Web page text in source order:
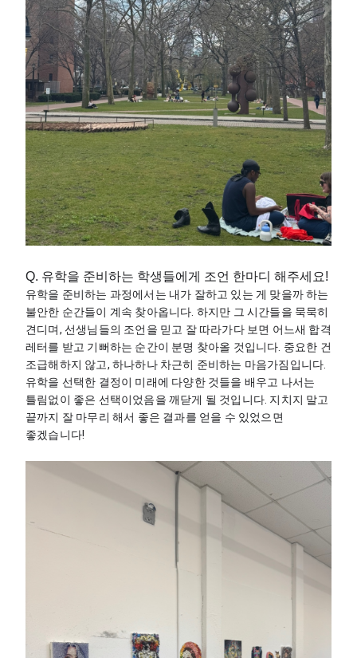
Q. 유학을 준비하는 학생들에게 조언 한마디 해주세요!
유학을 준비하는 과정에서는 내가 잘하고 있는 게 맞을까 하는
불안한 순간들이 계속 찾아옵니다. 하지만 그 시간들을 묵묵히
견디며, 선생님들의 조언을 믿고 잘 따라가다 보면 어느새 합격
레터를 받고 기뻐하는 순간이 분명 찾아올 것입니다. 중요한 건
조급해하지 않고, 하나하나 차근히 준비하는 마음가짐입니다.
유학을 선택한 결정이 미래에 다양한 것들을 배우고 나서는
틀림없이 좋은 선택이었음을 깨닫게 될 것입니다. 지치지 말고
끝까지 잘 마무리 해서 좋은 결과를 얻을 수 있었으면
좋겠습니다!